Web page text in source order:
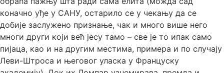
коначно уђе у САНУ, остарило се у чекању да се
добије заслужено признање, чак и много више него
многи други који већ јесу тамо – све је то ипак само
пијаца, као и на другим местима, примера и по случају
Леви-Штроса и његовог уласка у Француску